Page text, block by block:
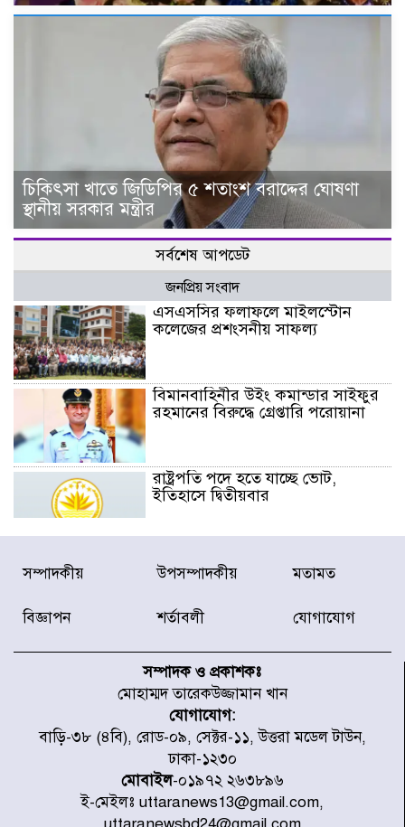
চিকিৎসা খাতে জিডিপির ৫ শতাংশ বরাদ্দের ঘোষণা
স্থানীয় সরকার মন্ত্রীর
সর্বশেষ আপডেট
জনপ্রিয় সংবাদ
এসএসসির ফলাফলে মাইলস্টোন
কলেজের প্রশংসনীয় সাফল্য
বিমানবাহিনীর উইং কমান্ডার সাইফুর
রহমানের বিরুদ্ধে গ্রেপ্তারি পরোয়ানা
রাষ্ট্রপতি পদে হতে যাচ্ছে ভোট,
ইতিহাসে দ্বিতীয়বার
রাষ্ট্রপতি নির্বাচনে ১১ দলীয় জোটের
প্রার্থী কর্নেল অলি আহমদ
নতুন উদ্যোগ নিকুঞ্জ-টানপাড়ায়
নবনির্বাচিত কার্যনির্বাহী পরিষদের
উদ্যোগে উত্তরা ১৩ নং সেক্টর-এ
পরিষ্কার-পরিচ্ছন্নতা অভিযান
ডিএমপির অভিযানে ২৪ ঘণ্টায় গ্রেপ্তার
সম্পাদকীয় উপসম্পাদকীয় মতামত
বিজ্ঞাপন শর্তাবলী যোগাযোগ
সম্পাদক ও প্রকাশকঃ
মোহাম্মদ তারেকউজ্জামান খান
যোগাযোগ:
বাড়ি-৩৮ (৪বি), রোড-০৯, সেক্টর-১১, উত্তরা মডেল টাউন,
ঢাকা-১২৩০
মোবাইল-০১৯৭২ ২৬৩৮৯৬
ই-মেইলঃ uttaranews13@gmail.com,